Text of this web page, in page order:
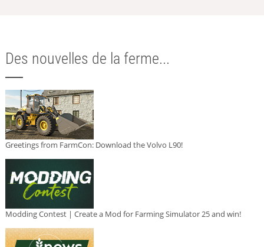
Des nouvelles de la ferme...
Greetings from FarmCon: Download the Volvo L90!
Modding Contest | Create a Mod for Farming Simulator 25 and win!